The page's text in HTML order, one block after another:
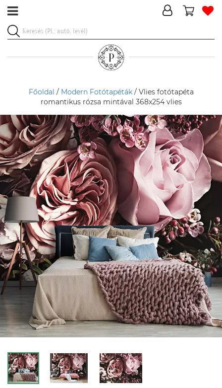
Főoldal / Modern Fotótapéták/ Vlies fotótapéta
romantikus rózsa mintával 368x254 vlies